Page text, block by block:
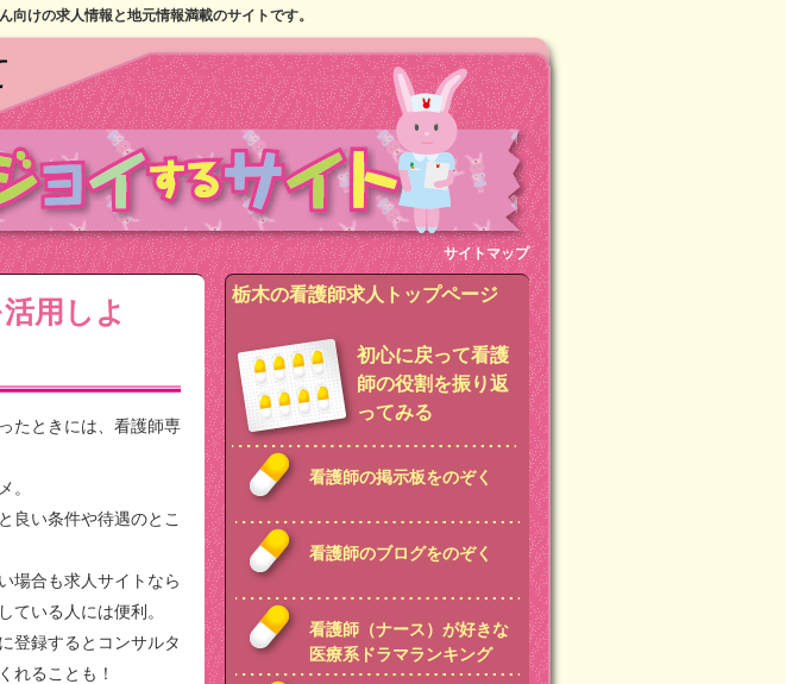
向けの求人情報と地元情報満載のサイトです。
サイトマップ
用しよ
たときには、看護師専
。
良い条件や待遇のとこ
場合も求人サイトなら
ている人には便利。
登録するとコンサルタ
れることも！
栃木の看護師求人トップページ
初心に戻って看護
師の役割を振り返
ってみる
看護師の掲示板をのぞく
看護師のブログをのぞく
看護師（ナース）が好きな
医療系ドラマランキング